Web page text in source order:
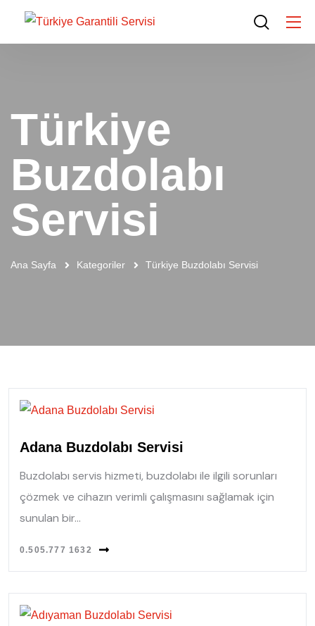
Türkiye
Buzdolabı
Servisi
Ana Sayfa Kategoriler Türkiye Buzdolabı Servisi
Adana Buzdolabı Servisi
Buzdolabı servis hizmeti, buzdolabı ile ilgili sorunları
çözmek ve cihazın verimli çalışmasını sağlamak için
sunulan bir...
0.505.777 1632